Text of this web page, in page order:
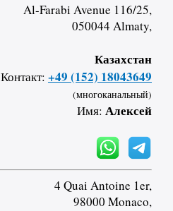
Al-Farabi Avenue 116/25,
050044 Almaty,
Казахстан
Контакт: +49 (152) 18043649
(многоканальный)
Имя: Алексей
4 Quai Antoine 1er,
98000 Monaco,